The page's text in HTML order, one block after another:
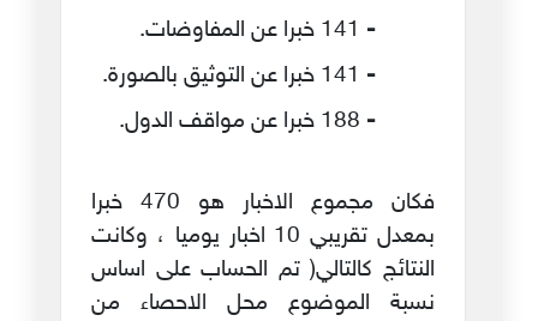
-
-
-
فكان مجموع الاخبار هو 470 خبرا
بمعدل تقريبي 10 اخبار يوميا ، وكانت
النتائج كالتالي( تم الحساب على اساس
نسبة الموضوع محل الاحصاء من